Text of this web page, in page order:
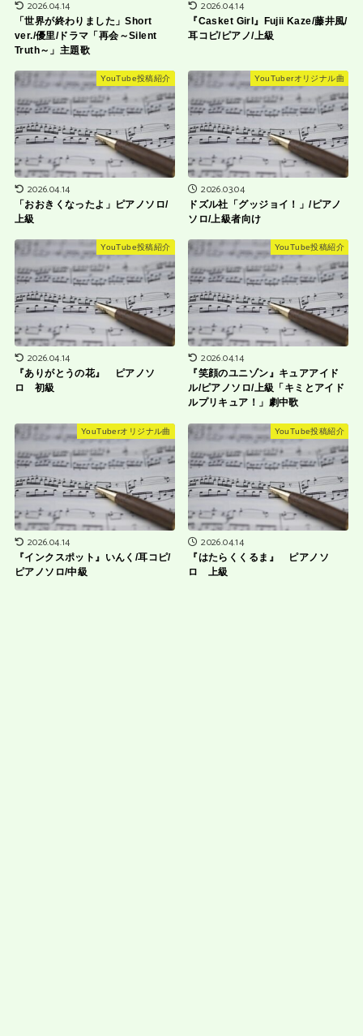
2026.04.14
「世界が終わりました」Short
ver./優里/ドラマ「再会～Silent
Truth～」主題歌
2026.04.14
『Casket Girl』Fujii Kaze/藤井風/
耳コピ/ピアノ/上級
YouTube投稿紹介
2026.04.14
「おおきくなったよ」ピアノソロ/
上級
YouTuberオリジナル曲
2026.03.04
ドズル社「グッジョイ！」/ピアノ
ソロ/上級者向け
YouTube投稿紹介
2026.04.14
『ありがとうの花』 ピアノソ
ロ 初級
YouTube投稿紹介
2026.04.14
『笑顔のユニゾン』キュアアイド
ル/ピアノソロ/上級「キミとアイド
ルプリキュア！」劇中歌
YouTuberオリジナル曲
2026.04.14
『インクスポット』いんく/耳コピ/
ピアノソロ/中級
YouTube投稿紹介
2026.04.14
『はたらくくるま』 ピアノソ
ロ 上級